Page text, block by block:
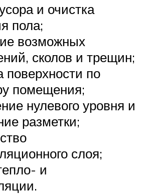
и очистка
пола;
возможных
сколов и трещин;
поверхности по
помещения;
нулевого уровня и
разметки;
слоя;
и